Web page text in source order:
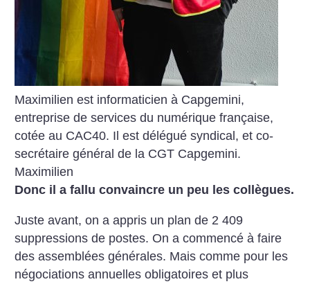
Maximilien est informaticien à Capgemini,
entreprise de services du numérique française,
cotée au CAC40. Il est délégué syndical, et co-
secrétaire général de la CGT Capgemini.
Maximilien
Donc il a fallu convaincre un peu les collègues.
Juste avant, on a appris un plan de 2 409
suppressions de postes. On a commencé à faire
des assemblées générales. Mais comme pour les
négociations annuelles obligatoires et plus